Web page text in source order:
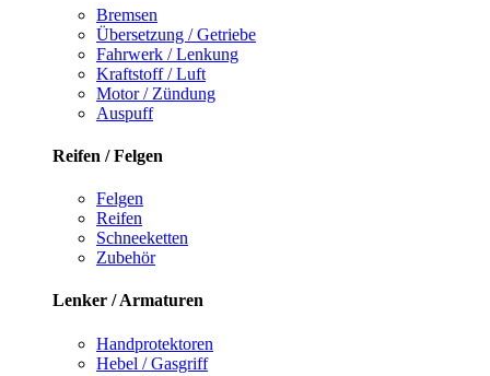
Bremsen
Übersetzung / Getriebe
Fahrwerk / Lenkung
Kraftstoff / Luft
Motor / Zündung
Auspuff
Reifen / Felgen
Felgen
Reifen
Schneeketten
Zubehör
Lenker / Armaturen
Handprotektoren
Hebel / Gasgriff